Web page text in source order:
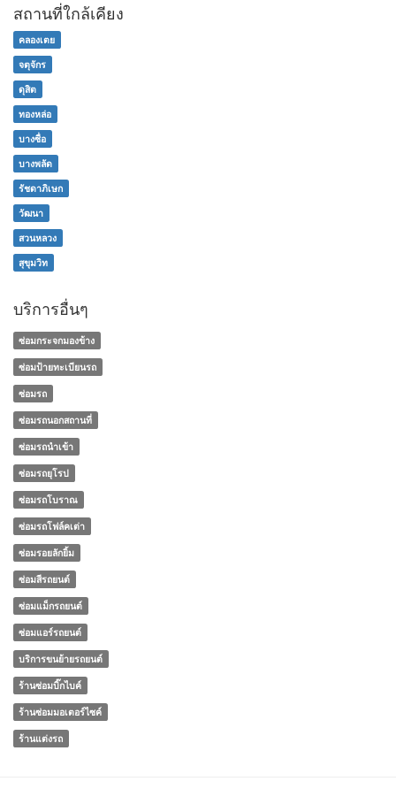
สถานที่ใกล้เคียง
คลองเตย
จตุจักร
ดุสิต
ทองหล่อ
บางซื่อ
บางพลัด
รัชดาภิเษก
วัฒนา
สวนหลวง
สุขุมวิท
บริการอื่นๆ
ซ่อมกระจกมองข้าง
ซ่อมป้ายทะเบียนรถ
ซ่อมรถ
ซ่อมรถนอกสถานที่
ซ่อมรถนำเข้า
ซ่อมรถยุโรป
ซ่อมรถโบราณ
ซ่อมรถโฟล์คเต่า
ซ่อมรอยลักยิ้ม
ซ่อมสีรถยนต์
ซ่อมแม็กรถยนต์
ซ่อมแอร์รถยนต์
บริการขนย้ายรถยนต์
ร้านซ่อมบิ๊กไบค์
ร้านซ่อมมอเตอร์ไซค์
ร้านแต่งรถ